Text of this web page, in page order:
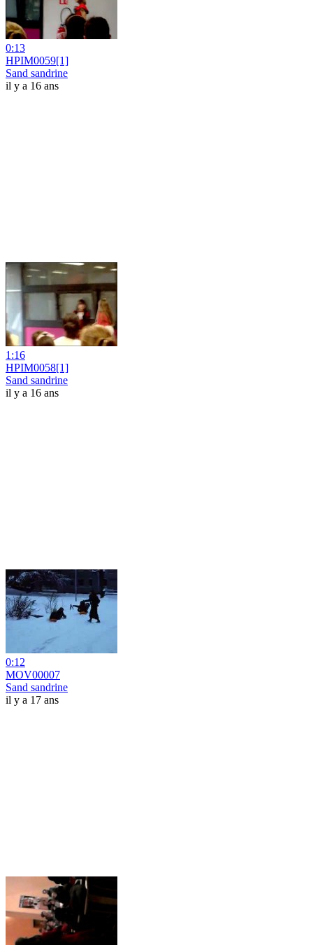
0:13
HPIM0059[1]
Sand sandrine
il y a 16 ans
1:16
HPIM0058[1]
Sand sandrine
il y a 16 ans
0:12
MOV00007
Sand sandrine
il y a 17 ans